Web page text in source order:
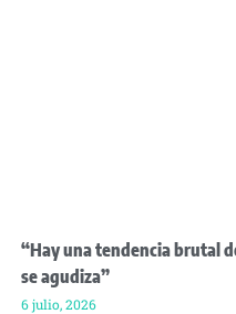
“Hay una tendencia brutal
se agudiza”
6 julio, 2026